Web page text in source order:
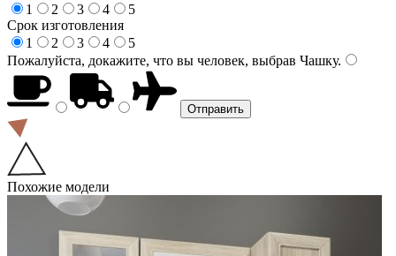
1
2 3 4
5
Срок изготовления
1
2 3 4
5
Пожалуйста, докажите, что вы человек, выбрав Чашку.
Похожие модели